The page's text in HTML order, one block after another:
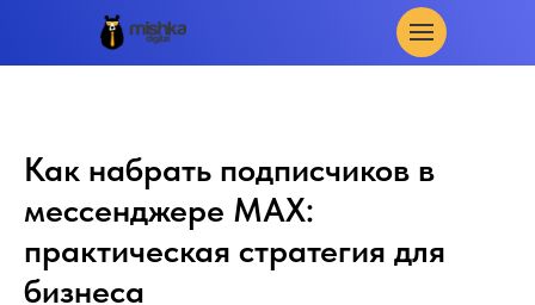
Как набрать подписчиков в
мессенджере MAX:
практическая стратегия для
бизнеса